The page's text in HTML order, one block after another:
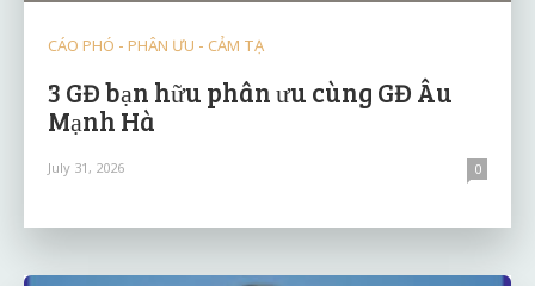
CÁO PHÓ - PHÂN ƯU - CẢM TẠ
3 GĐ bạn hữu phân ưu cùng GĐ Âu
Mạnh Hà
July 31, 2026 0